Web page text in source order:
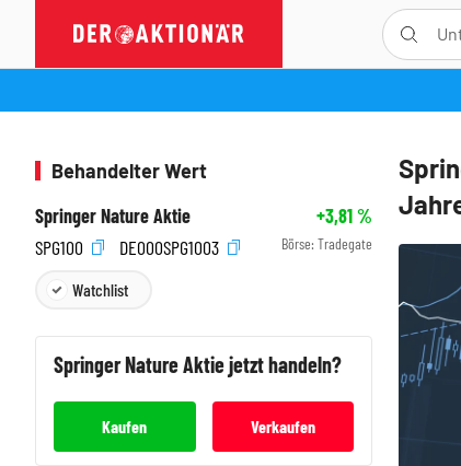
Behandelter Wert
Springer Nature Aktie
+3,81%
SPG100
DE000SPG1003 Börse: Tradegate
Watchlist
Springer NatureAktie jetzt handeln?
Kaufen Verkaufen